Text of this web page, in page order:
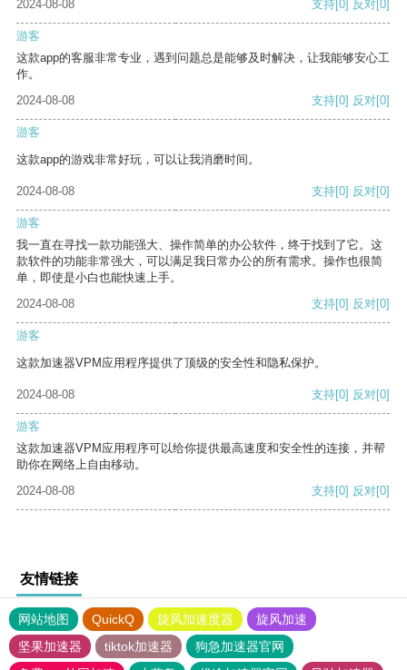
2024-08-08
支持[0] 反对[0]
游客
这款app的客服非常专业，遇到问题总是能够及时解决，让我能够安心工
作。
2024-08-08
支持[0] 反对[0]
游客
这款app的游戏非常好玩，可以让我消磨时间。
2024-08-08 支持[0] 反对[0]
游客
我一直在寻找一款功能强大、操作简单的办公软件，终于找到了它。这
款软件的功能非常强大，可以满足我日常办公的所有需求。操作也很简
单，即使是小白也能快速上手。
2024-08-08
支持[0] 反对[0]
游客
这款加速器VPM应用程序提供了顶级的安全性和隐私保护。
2024-08-08 支持[0] 反对[0]
游客
这款加速器VPM应用程序可以给你提供最高速度和安全性的连接，并帮
助你在网络上自由移动。
2024-08-08
支持[0] 反对[0]
友情链接
网站地图 QuickQ 旋风加速度器
旋风加速
坚果加速器
tiktok加速器
狗急加速器官网